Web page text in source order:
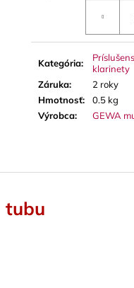
Kategória:
klarinety
Záruka:
2 roky
Hmotnosť:
0.5 kg
Výrobca: GEWA
tubu
JAVA RED CUT
SAXOFÓN